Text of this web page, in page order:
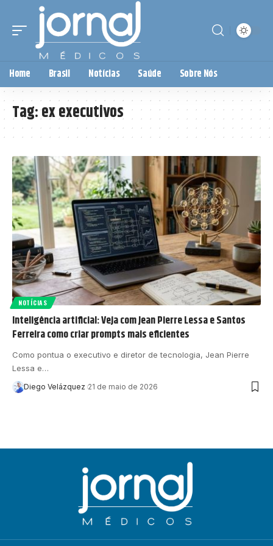
Home Brasil Notícias Saúde Sobre Nós
Tag:ex executivos
NOTÍCIAS
Inteligência artificial: Veja com Jean Pierre Lessa e Santos
Ferreira como criar prompts mais eficientes
Como pontua o executivo e diretor de tecnologia, Jean Pierre
Lessa e…
Diego Velázquez 21 de maio de 2026